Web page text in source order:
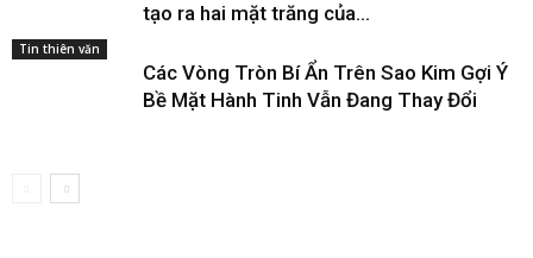
tạo ra hai mặt trăng của...
Tin thiên văn
Các Vòng Tròn Bí Ẩn Trên Sao Kim Gợi Ý
Bề Mặt Hành Tinh Vẫn Đang Thay Đổi